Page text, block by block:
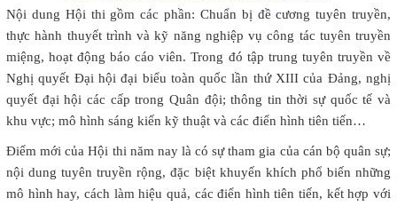
Nội dung Hội thi gồm các phần: Chuẩn bị đề cương tuyên truyền,
thực hành thuyết trình và kỹ năng nghiệp vụ công tác tuyên truyền
miệng, hoạt động báo cáo viên. Trong đó tập trung tuyên truyền về
Nghị quyết Đại hội đại biểu toàn quốc lần thứ XIII của Đảng, nghị
quyết đại hội các cấp trong Quân đội; thông tin thời sự quốc tế và
khu vực; mô hình sáng kiến kỹ thuật và các điển hình tiên tiến…
Điểm mới của Hội thi năm nay là có sự tham gia của cán bộ quân sự;
nội dung tuyên truyền rộng, đặc biệt khuyến khích phổ biến những
mô hình hay, cách làm hiệu quả, các điển hình tiên tiến, kết hợp với